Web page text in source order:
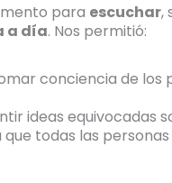
para escuchar,
a día. Nos permitió:
conciencia de los
ideas equivocadas
que todas las